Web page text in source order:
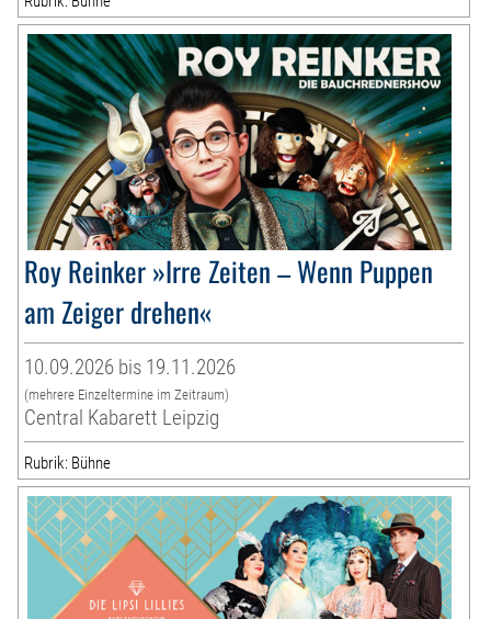
Roy Reinker »Irre Zeiten – Wenn Puppen
am Zeiger drehen«
10.09.2026 bis 19.11.2026
(mehrere Einzeltermine im Zeitraum)
Central Kabarett Leipzig
Rubrik: Bühne